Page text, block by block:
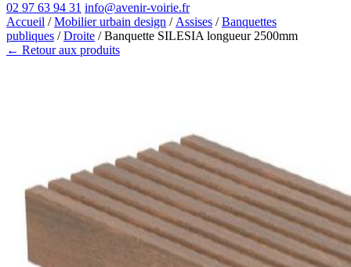
02 97 63 94 31 info@avenir-voirie.fr
Accueil /Mobilier urbain design / Assises /Banquettes
publiques /Droite / Banquette SILESIA longueur 2500mm
← Retour aux produits